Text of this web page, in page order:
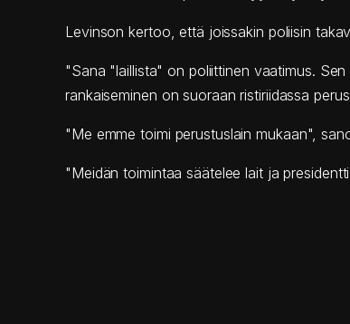
Levinson kertoo, että joissakin poliisin
"Sana "laillista" on poliittinen vaatimus.
rankaiseminen on suoraan ristiriidassa
"Me emme toimi perustuslain mukaan",
"Meidän toimintaa säätelee lait ja